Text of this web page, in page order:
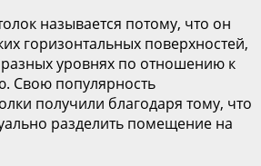
называется потому, что он
горизонтальных поверхностей,
уровнях по отношению к
Свою популярность
получили благодаря тому, что
разделить помещение на